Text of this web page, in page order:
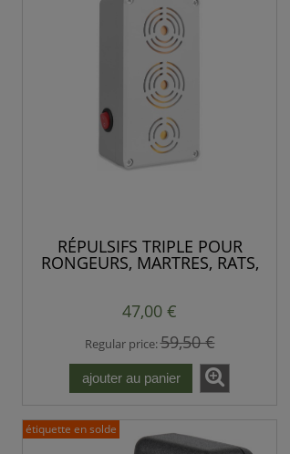
RÉPULSIFS TRIPLE POUR
RONGEURS, MARTRES, RATS,
47,00 €
Regular price:59,50 €
ajouter au panier
étiquette en solde